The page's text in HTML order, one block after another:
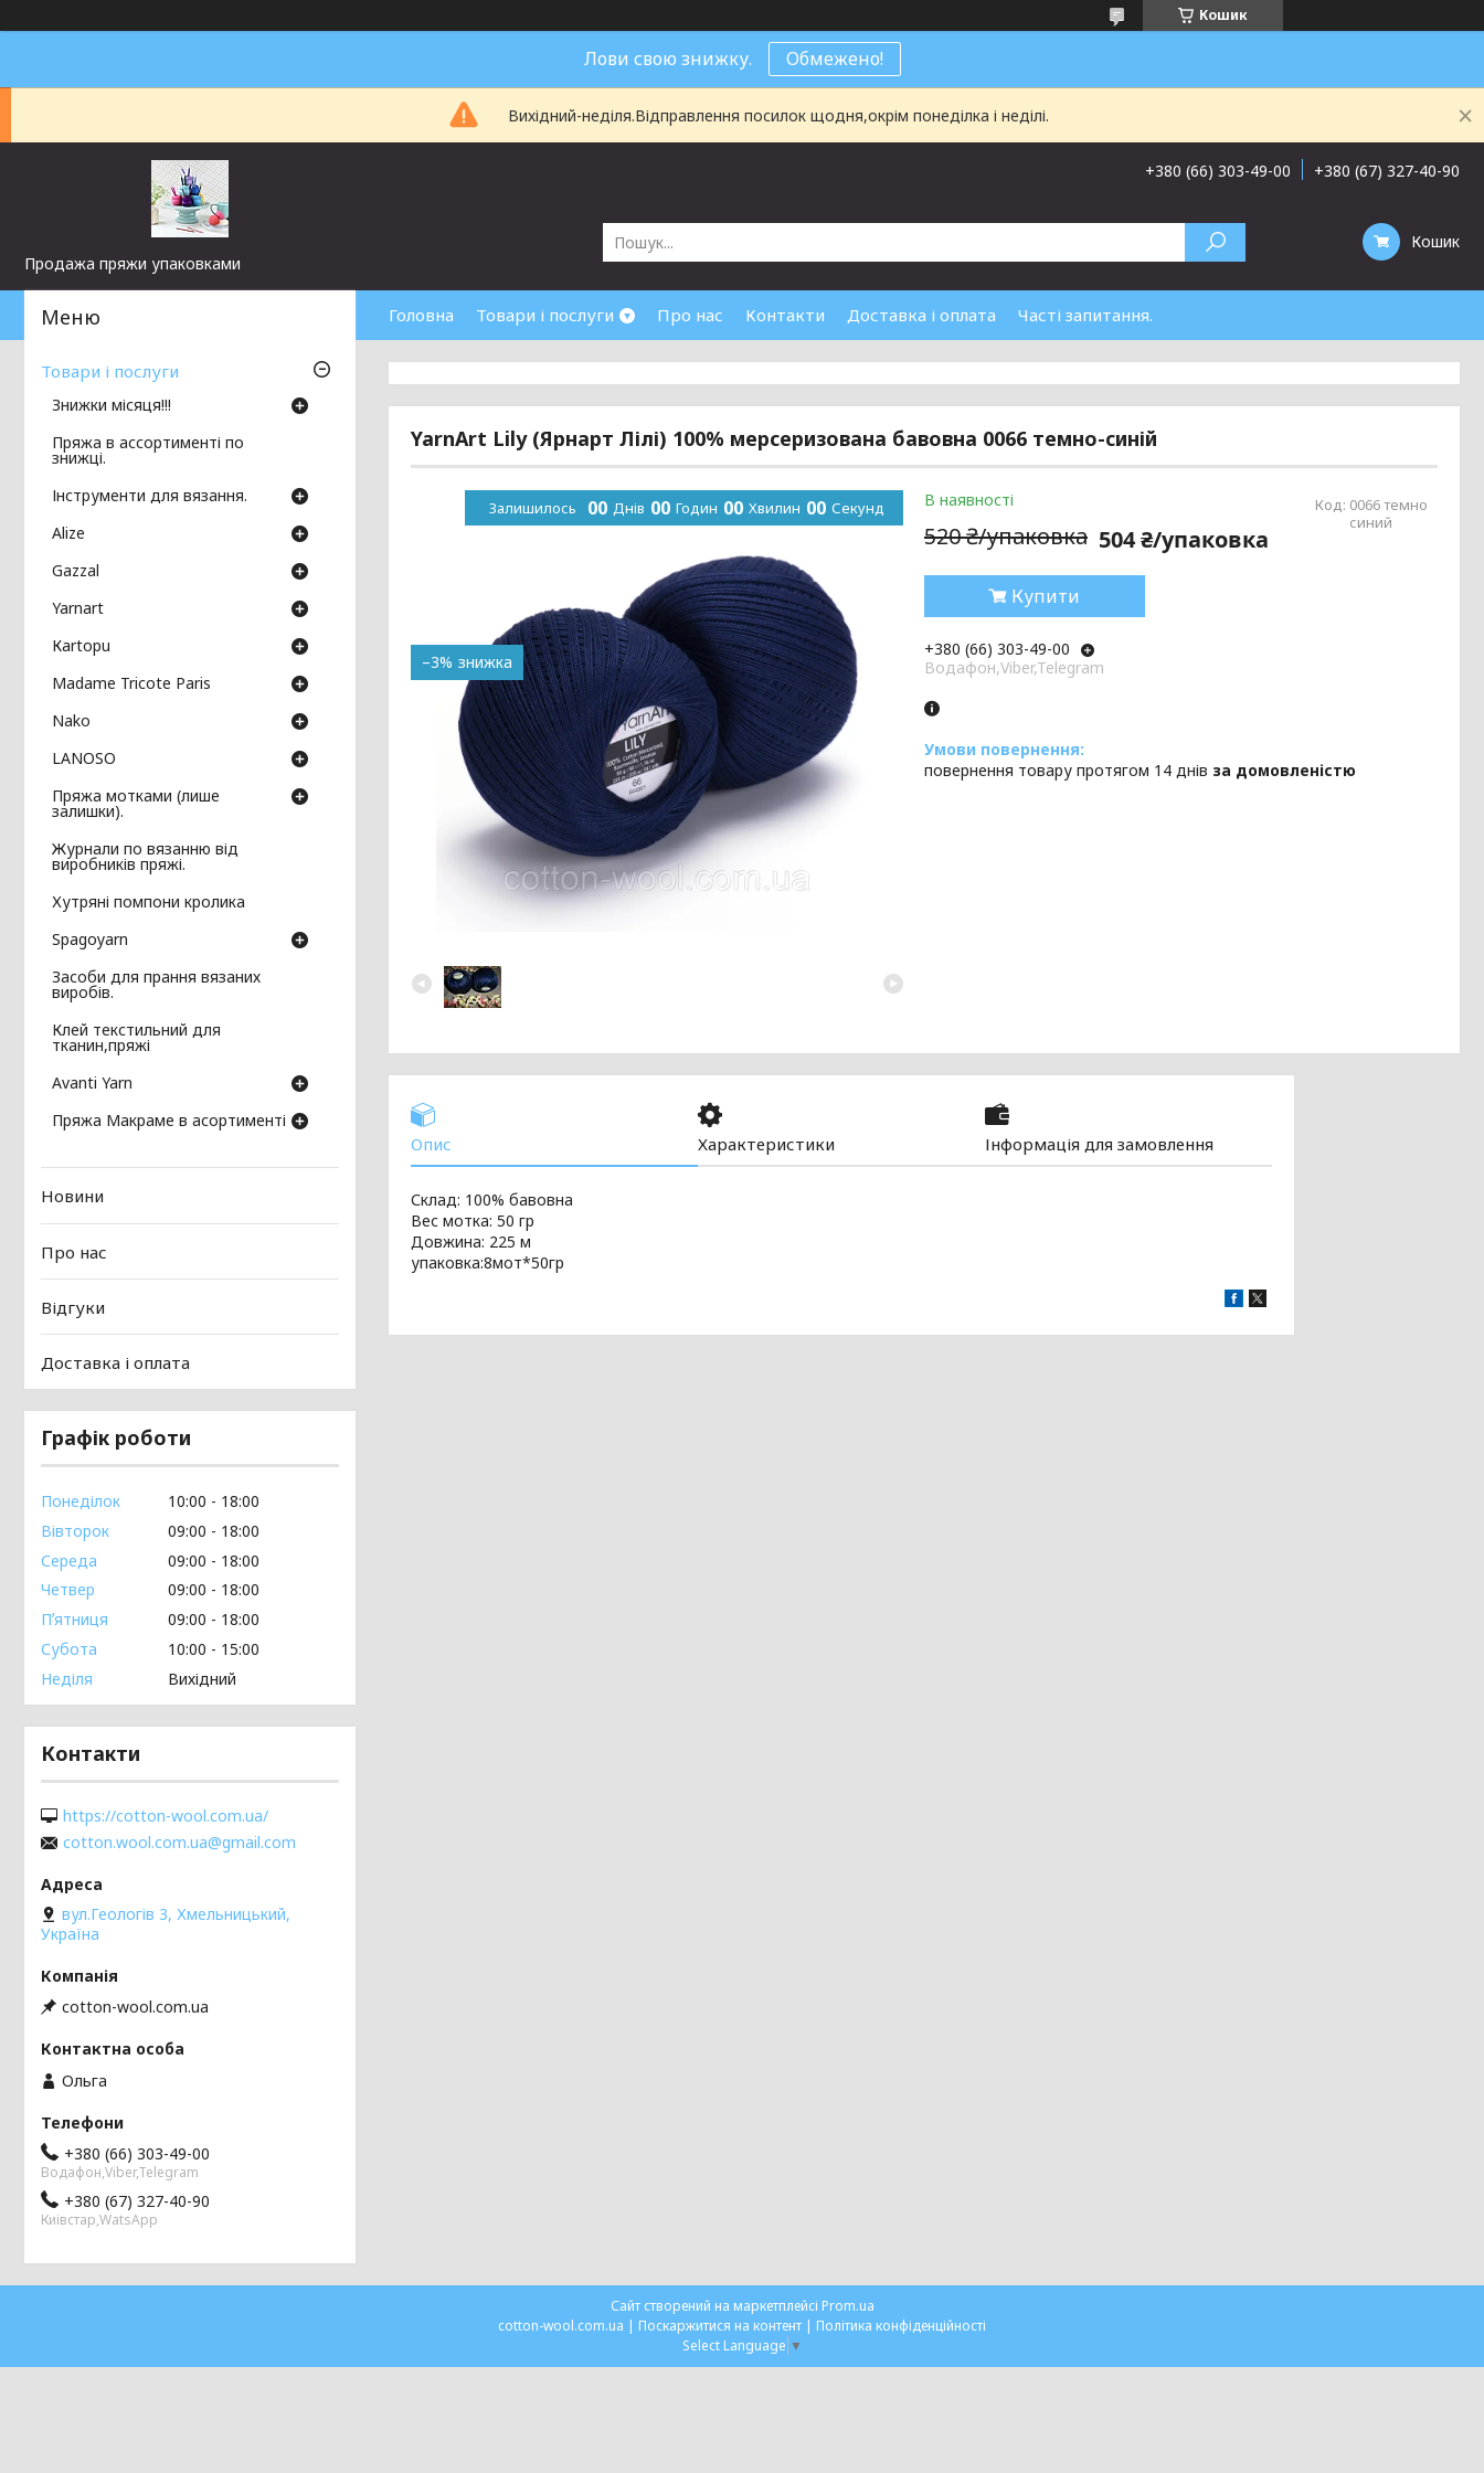
Кошик
Лови свою знижку. Обмежено!
Вихідний-неділя.Відправлення посилок щодня,окрім понеділка і неділі.
Продажа пряжи упаковками
+380 (66) 303-49-00 +380 (67) 327-40-90
Кошик
Головна Товари і послуги Про нас Контакти Доставка і оплата Часті запитання.
YarnArt Lily (Ярнарт Лілі) 100% мерсеризована бавовна 0066 темно-синій
–3%
Залишилось 00 Днів 00 Годин 00 Хвилин 00 Секунд В наявності Код: 0066 темно
синий
520 ₴/упаковка 504 ₴/упаковка
Купити
+380 (66) 303-49-00
Водафон,Viber,Telegram
повернення товару протягом 14 днів за домовленістю
Опис Характеристики Інформація для замовлення
Склад: 100% бавовна
Вес мотка: 50 гр
Довжина: 225 м
упаковка:8мот*50гр
Товари і послуги
Знижки місяця!!!
Пряжа в ассортименті по
знижці.
Інструменти для вязання.
Аlize
Gazzal
Yarnart
Кartopu
Madame Tricote Paris
Nako
LANOSO
Пряжа мотками (лише
залишки).
Журнали по вязанню від
виробників пряжі.
Хутряні помпони кролика
Spagoyarn
Засоби для прання вязаних
виробів.
Клей текстильний для
тканин,пряжі
Avanti Yarn
Пряжа Макраме в асортименті
Новини
Про нас
Відгуки
Доставка і оплата
Графік роботи
Понеділок 10:00
18:00
Вівторок
09:00
18:00
Середа
09:00
18:00
Четвер
09:00
18:00
Пʼятниця
09:00
18:00
Субота
10:00
15:00
Неділя
Вихідний
Контакти
https://cotton-wool.com.ua/
cotton.wool.com.ua@gmail.com
вул.Геологів 3, Хмельницький,
Україна
cotton-wool.com.ua
Ольга
+380 (66) 303-49-00
Водафон,Viber,Telegram
+380 (67) 327-40-90
Киівстар,WatsApp
Сайт створений на маркетплейсі Prom.ua
cotton-wool.com.ua | Поскаржитися на контент | Політика конфіденційності
Select Language ▼